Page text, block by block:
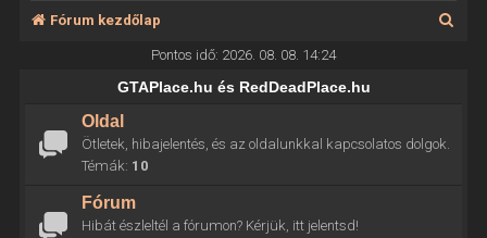
Fórum kezdőlap
Pontos idő: 2026. 08. 08. 14:24
GTAPlace.hu és RedDeadPlace.hu
Oldal
Ötletek, hibajelentés, és az oldalunkkal kapcsolatos dolgok.
Témák: 10
Fórum
Hibát észleltél a fórumon? Kérjük, itt jelentsd!